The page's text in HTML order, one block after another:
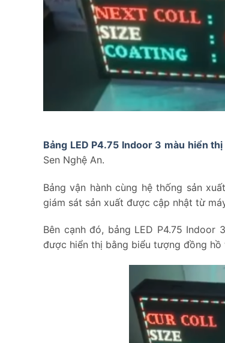
Bảng LED P4.75 Indoor 3 màu hiển
Sen Nghệ An.
Bảng vận hành cùng hệ thống sản
giám sát sản xuất được cập nhật từ
Bên cạnh đó, bảng LED P4.75
được hiển thị bằng biểu tượng đồng